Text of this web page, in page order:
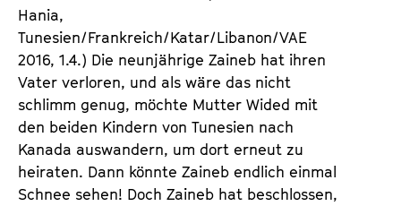
Hania,
Tunesien/Frankreich/Katar/Libanon/VAE
2016, 1.4.) Die neunjährige Zaineb hat ihren
Vater verloren, und als wäre das nicht
schlimm genug, möchte Mutter Wided mit
den beiden Kindern von Tunesien nach
Kanada auswandern, um dort erneut zu
heiraten. Dann könnte Zaineb endlich einmal
Schnee sehen! Doch Zaineb hat beschlossen,